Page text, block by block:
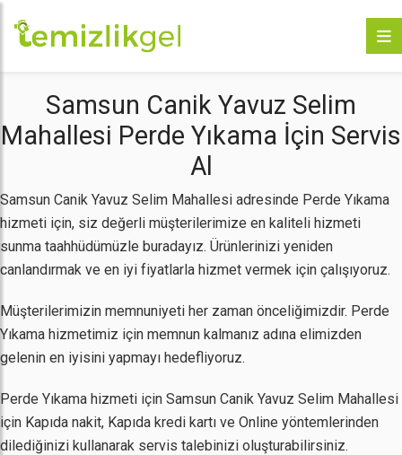
Samsun Canik Yavuz Selim
Mahallesi Perde Yıkama İçin Servis
Al
Samsun Canik Yavuz Selim Mahallesi adresinde Perde Yıkama
hizmeti için, siz değerli müşterilerimize en kaliteli hizmeti
sunma taahhüdümüzle buradayız. Ürünlerinizi yeniden
canlandırmak ve en iyi fiyatlarla hizmet vermek için çalışıyoruz.
Müşterilerimizin memnuniyeti her zaman önceliğimizdir. Perde
Yıkama hizmetimiz için memnun kalmanız adına elimizden
gelenin en iyisini yapmayı hedefliyoruz.
Perde Yıkama hizmeti için Samsun Canik Yavuz Selim Mahallesi
için Kapıda nakit, Kapıda kredi kartı ve Online yöntemlerinden
dilediğinizi kullanarak servis talebinizi oluşturabilirsiniz.